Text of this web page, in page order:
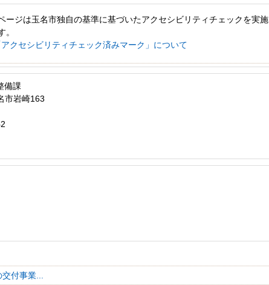
ージは玉名市独自の基準に基づいたアクセシビリティチェックを実
。
アクセシビリティチェック済みマーク」について
備課
市岩崎163
付事業...